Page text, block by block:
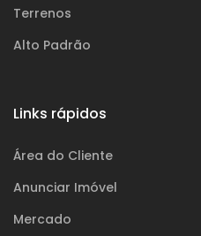
Terrenos
Alto Padrão
Links rápidos
Área do Cliente
Anunciar Imóvel
Mercado